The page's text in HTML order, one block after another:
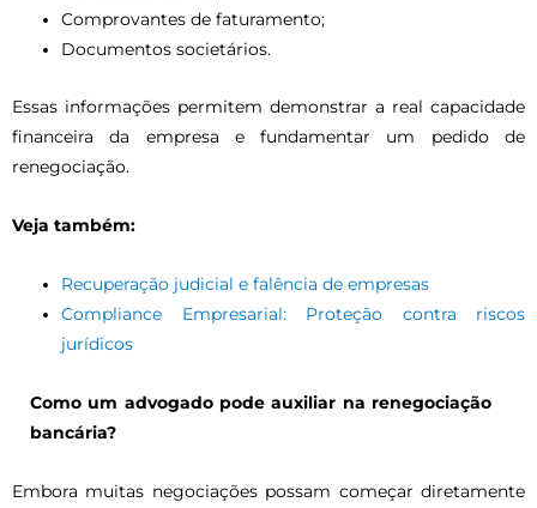
Comprovantes de faturamento;
Documentos societários.
Essas informações permitem demonstrar a real capacidade
financeira da empresa e fundamentar um pedido de
renegociação.
Veja também:
Recuperação judicial e falência de empresas
Compliance Empresarial: Proteção contra riscos
jurídicos
Como um advogado pode auxiliar na renegociação
bancária?
Embora muitas negociações possam começar diretamente